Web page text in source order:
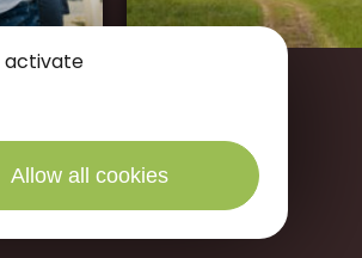
Portes de Sologne
activate
Allow all cookies